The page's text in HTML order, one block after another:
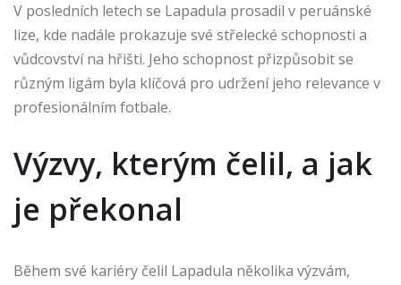
V posledních letech se Lapadula prosadil v peruánské
lize, kde nadále prokazuje své střelecké schopnosti a
vůdcovství na hřišti. Jeho schopnost přizpůsobit se
různým ligám byla klíčová pro udržení jeho relevance v
profesionálním fotbale.
Výzvy, kterým čelil, a jak
je překonal
Během své kariéry čelil Lapadula několika výzvám,